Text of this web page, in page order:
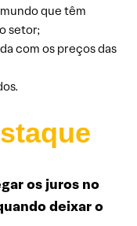
que têm
setor;
com os preços das
os juros no
deixar o